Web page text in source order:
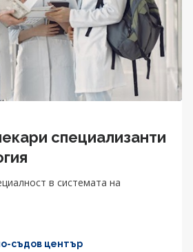
специализанти
в системата на
съдов център